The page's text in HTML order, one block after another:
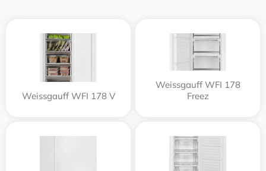
Weissgauff WFI 178 V
Weissgauff WFI 178
Freez